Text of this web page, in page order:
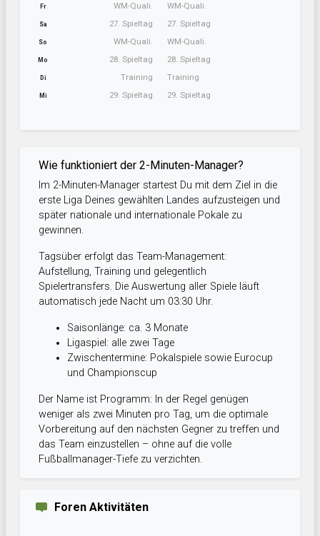
Fr WM-Quali.
Sa 27. Spieltag
So WM-Quali.
Mo 28. Spieltag
Di Training
Mi 29. Spieltag
WM-Quali.
27. Spieltag
WM-Quali.
28. Spieltag
Training
29. Spieltag
Wie funktioniert der 2-Minuten-Manager?
Im 2-Minuten-Manager startest Du mit dem Ziel in die
erste Liga Deines gewählten Landes aufzusteigen und
später nationale und internationale Pokale zu
gewinnen.
Tagsüber erfolgt das Team-Management:
Aufstellung, Training und gelegentlich
Spielertransfers. Die Auswertung aller Spiele läuft
automatisch jede Nacht um 03:30 Uhr.
Saisonlänge: ca. 3 Monate
Ligaspiel: alle zwei Tage
Zwischentermine: Pokalspiele sowie Eurocup
und Championscup
Der Name ist Programm: In der Regel genügen
weniger als zwei Minuten pro Tag, um die optimale
Vorbereitung auf den nächsten Gegner zu treffen und
das Team einzustellen – ohne auf die volle
Fußballmanager-Tiefe zu verzichten.
Foren Aktivitäten